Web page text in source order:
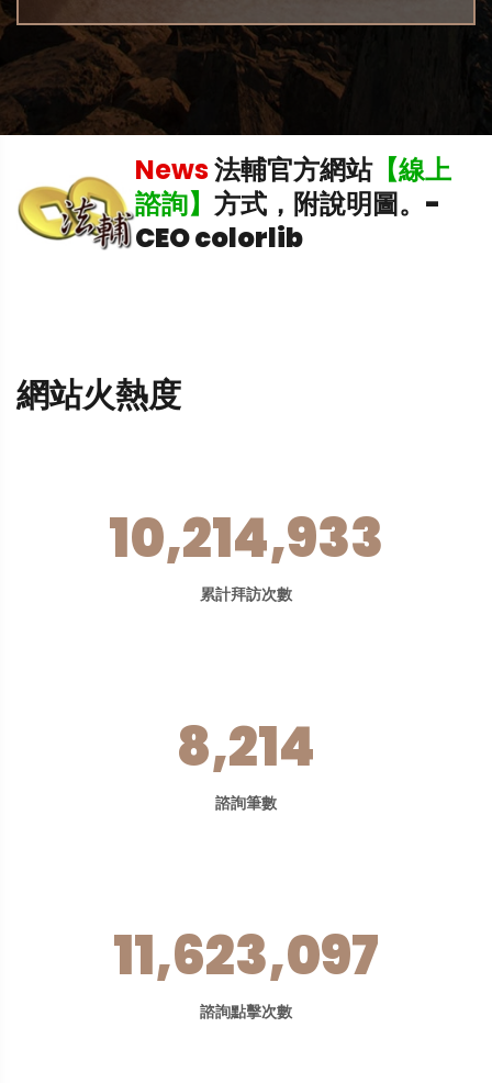
News法輔官方網站【線上
諮詢】 方式，附說明圖。 -
CEO colorlib
網站火熱度
10,214,933
累計拜訪次數
8,214
諮詢筆數
11,623,097
諮詢點擊次數